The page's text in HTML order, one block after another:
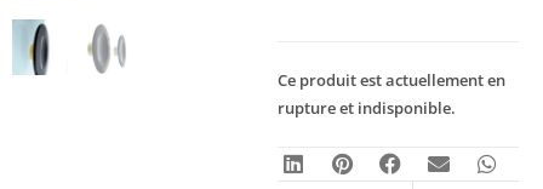
Ce produit est actuellement en
rupture et indisponible.